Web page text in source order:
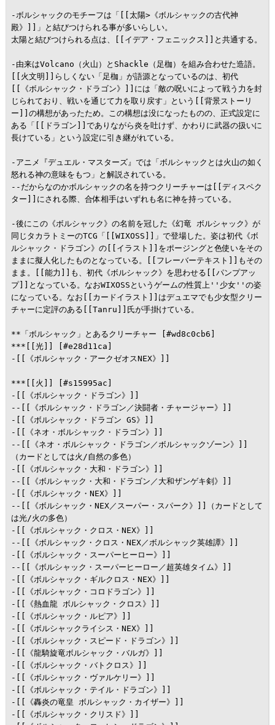
-ボルシャックのモチーフは「[[太陽>《ボルシャックの古代神
殿》]]」と結びつけられる事が多いらしい。
太陽と結びつけられる点は、[[イデア・フェニックス]]と共通する。
-由来はVolcano（火山）とShackle（足枷）を組み合わせた造語。
[[火文明]]らしくない「足枷」が語源となっているのは、初代
[[《ボルシャック・ドラゴン》]]には「敵の呪いによって戦う力を封
じられており、戦いを通じて力を取り戻す」という[[背景ストーリ
ー]]の構想があったため。この構想は没になったものの、正式設定に
ある「[[ドラゴン]]でありながら炎を吐けず、かわりに武器の扱いに
長けている」という設定に引き継がれている。
-アニメ『デュエル・マスターズ』では「ボルシャックとは火山の如く
怒れる神の意味をもつ」と解説されている。
--だからなのかボルシャックの名を持つクリーチャーは[[ディスペク
ター]]にされる際、合体相手はいずれも名に神を持っている。
-後にこの《ボルシャック》の名前を冠した《幻竜 ボルシャック》が
同じタカラトミーのTCG「[[WIXOSS]]」で登場した。姿は初代《ボ
ルシャック・ドラゴン》の[[イラスト]]をポージングと色使いをその
ままに擬人化したものとなっている。[[フレーバーテキスト]]もその
まま。[[能力]]も、初代《ボルシャック》を思わせる[[パンプアッ
プ]]となっている。なおWIXOSSというゲームの性質上''少女''の姿
になっている。なお[[カードイラスト]]はデュエマでも少女型クリー
チャーに定評のある[[Tanru]]氏が手掛けている。
**「ボルシャック」とあるクリーチャー [#wd8c0cb6]
***[[光]] [#e28d11ca]
-[[《ボルシャック・アークゼオスNEX》]]
***[[火]] [#s15995ac]
-[[《ボルシャック・ドラゴン》]]
--[[《ボルシャック・ドラゴン／決闘者・チャージャー》]]
-[[《ボルシャック・ドラゴン GS》]]
-[[《ネオ・ボルシャック・ドラゴン》]]
--[[《ネオ・ボルシャック・ドラゴン／ボルシャックゾーン》]]
（カードとしては火/自然の多色）
-[[《ボルシャック・大和・ドラゴン》]]
--[[《ボルシャック・大和・ドラゴン／大和ザンゲキ剣》]]
-[[《ボルシャック・NEX》]]
--[[《ボルシャック・NEX／スーパー・スパーク》]]（カードとして
は光/火の多色）
-[[《ボルシャック・クロス・NEX》]]
--[[《ボルシャック・クロス・NEX／ボルシャック英雄譚》]]
-[[《ボルシャック・スーパーヒーロー》]]
--[[《ボルシャック・スーパーヒーロー／超英雄タイム》]]
-[[《ボルシャック・ギルクロス・NEX》]]
-[[《ボルシャック・コロドラゴン》]]
-[[《熱血龍 ボルシャック・クロス》]]
-[[《ボルシャック・ルピア》]]
-[[《ボルシャックライシス・NEX》]]
-[[《ボルシャック・スピード・ドラゴン》]]
-[[《龍騎旋竜ボルシャック・バルガ》]]
-[[《ボルシャック・バトクロス》]]
-[[《ボルシャック・ヴァルケリー》]]
-[[《ボルシャック・テイル・ドラゴン》]]
-[[《轟炎の竜皇 ボルシャック・カイザー》]]
-[[《ボルシャック・クリスド》]]